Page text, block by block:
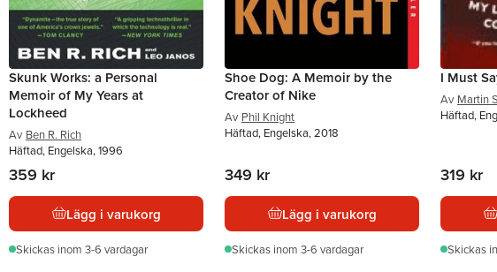
Skunk Works: a Personal
Memoir of My Years at
Lockheed
Av Ben R. Rich
Häftad, Engelska, 1996
359 kr
Lägg i varukorg
Skickas inom 3-6 vardagar
Shoe Dog: A Memoir by the
Creator of Nike
Av Phil Knight
Häftad, Engelska, 2018
349 kr
Lägg i varukorg
Skickas inom 3-6 vardagar
I Must
Av Martin
Häftad,
319 kr
Skickas